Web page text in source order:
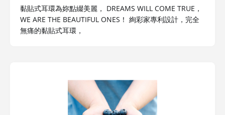
黏貼式耳環為妳點綴美麗， DREAMS WILL COME TRUE，
WE ARE THE BEAUTIFUL ONES！ 絢彩家專利設計，完全
無痛的黏貼式耳環，